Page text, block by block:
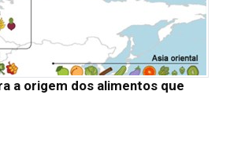
a origem dos alimentos que